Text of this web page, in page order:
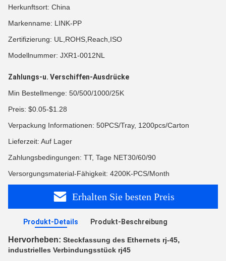
Herkunftsort: China
Markenname: LINK-PP
Zertifizierung: UL,ROHS,Reach,ISO
Modellnummer: JXR1-0012NL
Zahlungs-u. Verschiffen-Ausdrücke
Min Bestellmenge: 50/500/1000/25K
Preis: $0.05-$1.28
Verpackung Informationen: 50PCS/Tray, 1200pcs/Carton
Lieferzeit: Auf Lager
Zahlungsbedingungen: TT, Tage NET30/60/90
Versorgungsmaterial-Fähigkeit: 4200K-PCS/Month
Erhalten Sie besten Preis
Produkt-Details Produkt-Beschreibung
Hervorheben: Steckfassung des Ethernets rj-45,
industrielles Verbindungsstück rj45